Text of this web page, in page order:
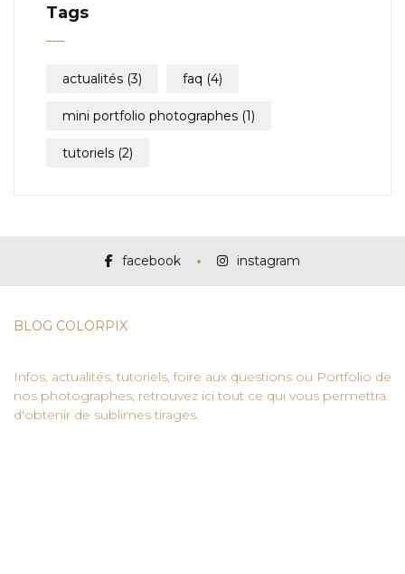
Tags
actualités (3) faq (4)
mini portfolio photographes (1)
tutoriels (2)
facebook instagram
BLOG COLORPIX
Infos, actualités, tutoriels, foire aux questions ou Portfolio de
nos photographes, retrouvez ici tout ce qui vous permettra
d'obtenir de sublimes tirages.